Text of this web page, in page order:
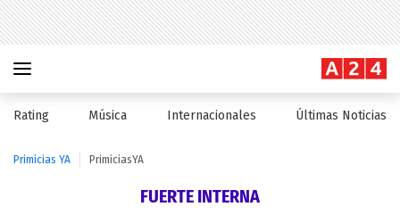
Rating Música Internacionales Últimas Noticias
Primicias YA PrimiciasYA
FUERTE INTERNA